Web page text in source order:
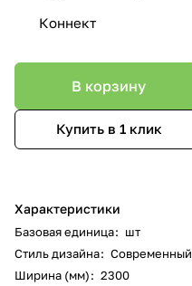
Коннект
В корзину
Купить в 1 клик
Характеристики
Базовая единица: шт
Стиль дизайна: Современный
Ширина (мм): 2300